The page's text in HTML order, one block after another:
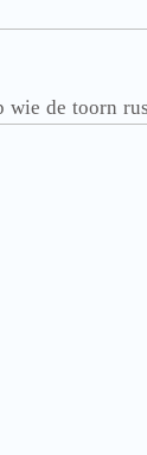
de toorn